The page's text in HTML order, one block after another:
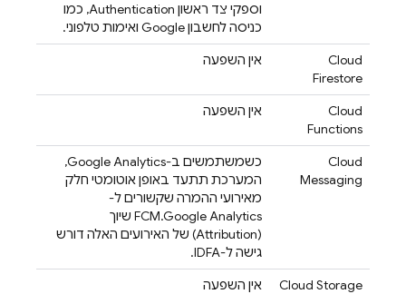
וספקי צד ראשון Authentication, כמו
כניסה לחשבון Google ואימות טלפוני.
Cloud
Firestore
אין השפעה
Cloud
Functions
אין השפעה
Cloud
Messaging
כשמשתמשים ב-Google Analytics
,
המערכת תתעד באופן אוטומטי חלק
מאירועי ההמרה שקשורים ל-
FCM.Google Analytics
שיוך
(Attribution) של האירועים האלה דורש
גישה ל-IDFA.
Cloud Storage
אין השפעה